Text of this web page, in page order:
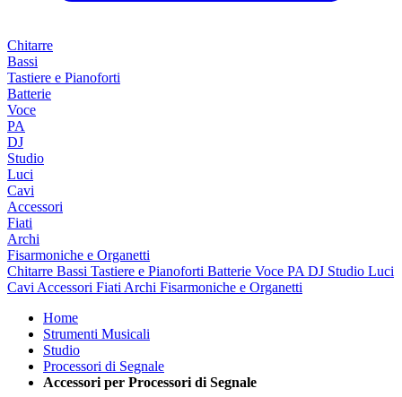
Chitarre
Bassi
Tastiere e Pianoforti
Batterie
Voce
PA
DJ
Studio
Luci
Cavi
Accessori
Fiati
Archi
Fisarmoniche e Organetti
Chitarre Bassi Tastiere e Pianoforti Batterie Voce PA DJ Studio Luci
Cavi Accessori Fiati Archi Fisarmoniche e Organetti
Home
Strumenti Musicali
Studio
Processori di Segnale
Accessori per Processori di Segnale